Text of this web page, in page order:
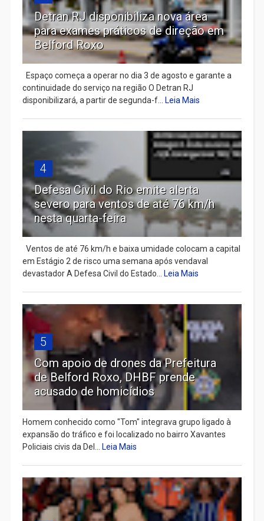
Detran RJ disponibiliza nova área
para exames práticos de direção em
Belford Roxo
Espaço começa a operar no dia 3 de agosto e garante a
continuidade do serviço na região O Detran RJ
disponibilizará, a partir de segunda-f...
Leia Mais
4
Defesa Civil do Rio emite alerta
severo para ventos de até 76 km/h
nesta quarta-feira
Ventos de até 76 km/h e baixa umidade colocam a capital
em Estágio 2 de risco uma semana após vendaval
devastador A Defesa Civil do Estado...
Leia Mais
5
Com apoio de drones da Prefeitura
de Belford Roxo, DHBF prende
acusado de homicídios
Homem conhecido como "Tom" integrava grupo ligado à
expansão do tráfico e foi localizado no bairro Xavantes
Policiais civis da Del...
Leia Mais